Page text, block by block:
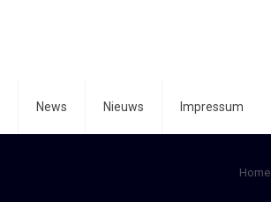
News Nieuws Impressum
Home